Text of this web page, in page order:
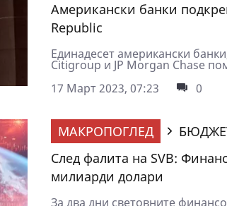
Американски банки
Republic
Единадесет американски
Citigroup и JP Morgan Chase
17 Март 2023, 07:23
0
МАКРОПОГЛЕД
След фалита на SVB:
милиарди долари
За два дни световните